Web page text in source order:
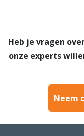
Heb je vragen
onze experts
Neem